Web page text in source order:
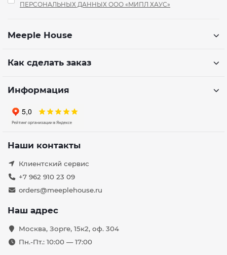
ПЕРСОНАЛЬНЫХ ДАННЫХ ООО «МИПЛ ХАУС»
Meeple House
Как сделать заказ
Информация
Наши контакты
Клиентский сервис
+7 962 910 23 09
orders@meeplehouse.ru
Наш адрес
Москва, Зорге, 15к2, оф. 304
Пн.-Пт.: 10:00 — 17:00